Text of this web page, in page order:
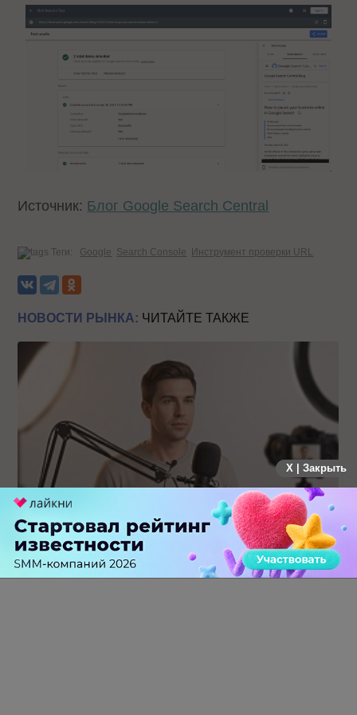
Источник: Блог Google Search Central
Теги: Google Search Console Инструмент проверки URL
НОВОСТИ РЫНКА: ЧИТАЙТЕ ТАКЖЕ
Российский рынок инфлюенс-маркетинга вошел в фазу
стагнации после нескольких лет роста
X | Закрыть